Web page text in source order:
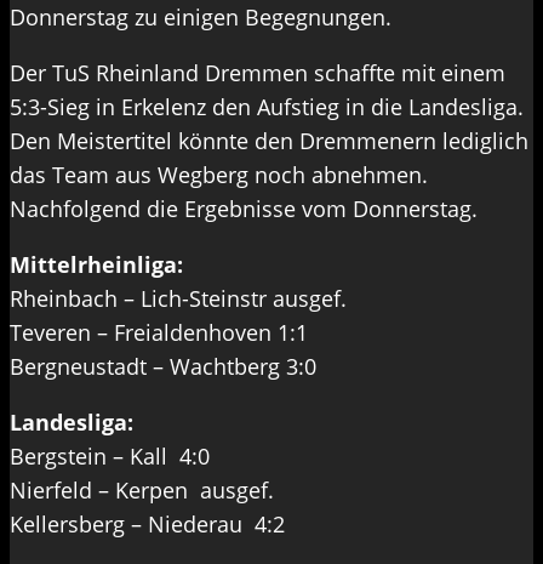
Donnerstag zu einigen Begegnungen.
Der TuS Rheinland Dremmen schaffte mit einem
5:3-Sieg in Erkelenz den Aufstieg in die Landesliga.
Den Meistertitel könnte den Dremmenern lediglich
das Team aus Wegberg noch abnehmen.
Nachfolgend die Ergebnisse vom Donnerstag.
Mittelrheinliga:
Rheinbach – Lich-Steinstr ausgef.
Teveren – Freialdenhoven 1:1
Bergneustadt – Wachtberg 3:0
Landesliga:
Bergstein – Kall 4:0
Nierfeld – Kerpen ausgef.
Kellersberg – Niederau 4:2